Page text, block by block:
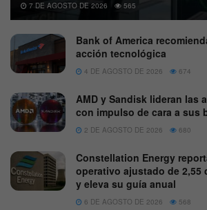
7 DE AGOSTO DE 2026 565
Bank of America
acción tecnológica
4 DE AGOSTO DE 2026 674
AMD y Sandisk lideran las
con impulso de cara a sus
2 DE AGOSTO DE 2026 680
Constellation Energy
operativo ajustado de 2,55
y eleva su guía anual
6 DE AGOSTO DE 2026 568